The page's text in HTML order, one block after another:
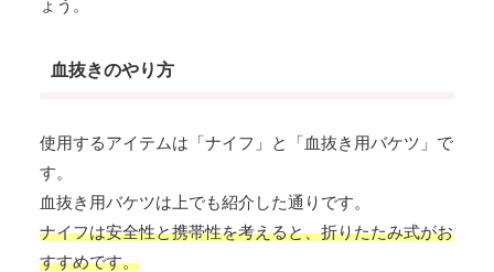
ょう。
血抜きのやり方
使用するアイテムは「ナイフ」と「血抜き用バケツ」で
す。
血抜き用バケツは上でも紹介した通りです。
ナイフは安全性と携帯性を考えると、折りたたみ式がお
すすめです。